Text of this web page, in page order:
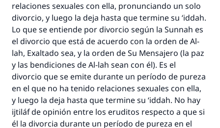
relaciones sexuales con ella, pronunciando un solo
divorcio, y luego la deja hasta que termine su ‘iddah.
Lo que se entiende por divorcio según la Sunnah es
el divorcio que está de acuerdo con la orden de Al-
lah, Exaltado sea, y la orden de Su Mensajero (la paz
y las bendiciones de Al-lah sean con él). Es el
divorcio que se emite durante un período de pureza
en el que no ha tenido relaciones sexuales con ella,
y luego la deja hasta que termine su ‘iddah. No hay
ijtiláfde opinión entre los eruditos respecto a que si
él la divorcia durante un período de pureza en el